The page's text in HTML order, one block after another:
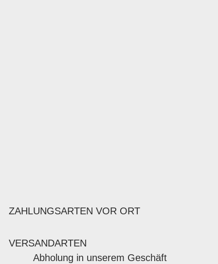
ZAHLUNGSARTEN VOR ORT
VERSANDARTEN
Abholung in unserem Geschäft